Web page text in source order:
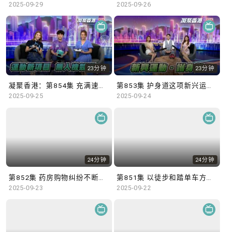
2025-09-29 2025-09-26
23分钟
凝聚香港：第854集 充满速度感的无人机竞速赛，挑战运动员的操控能力。
2025-09-25
23分钟
第853集 护身道这项新兴运动，使用软海绵武器学习武士道和武德，齐来了解更多！
2025-09-24
24分钟
2025-09-23
24分钟
2025-09-22